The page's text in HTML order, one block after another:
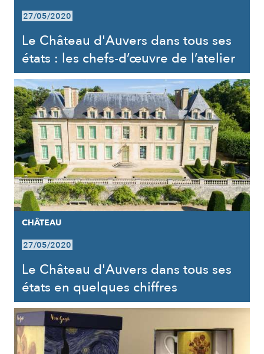
27/05/2020
Le Château d'Auvers dans tous ses
états : les chefs-d’œuvre de l’atelier
CHÂTEAU
27/05/2020
Le Château d'Auvers dans tous ses
états en quelques chiffres